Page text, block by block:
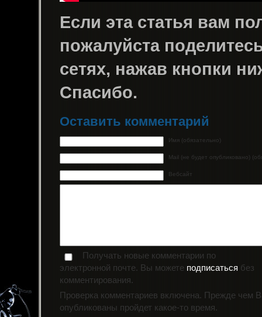
Если эта статья вам
пожалуйста
сетях, нажав кнопки
Спасибо.
Оставить комментарий
Имя (обязательно)
Mail (не будет опубликовано)
Вебсайт
Получать новые комментарии по
электронной почте. Вы можете подписаться без
комментирования.
Проверка комментариев включена. Прежде чем
опубликованы пройдет какое-то время.